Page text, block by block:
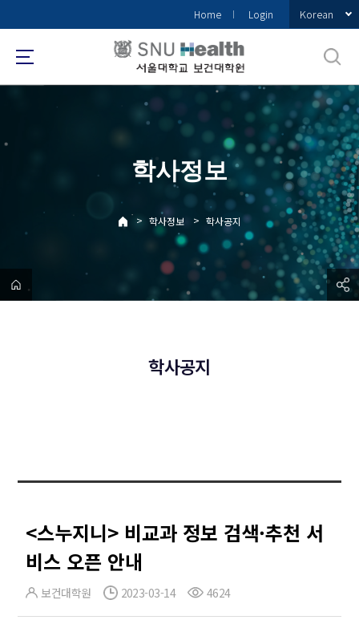
로
메
Home Login Korean
학사정보
> 학사정보 > 학사공지
학사공지
<스누지니> 비교과 정보 검색·추천 서
비스 오픈 안내
보건대학원 2023-03-14 4624